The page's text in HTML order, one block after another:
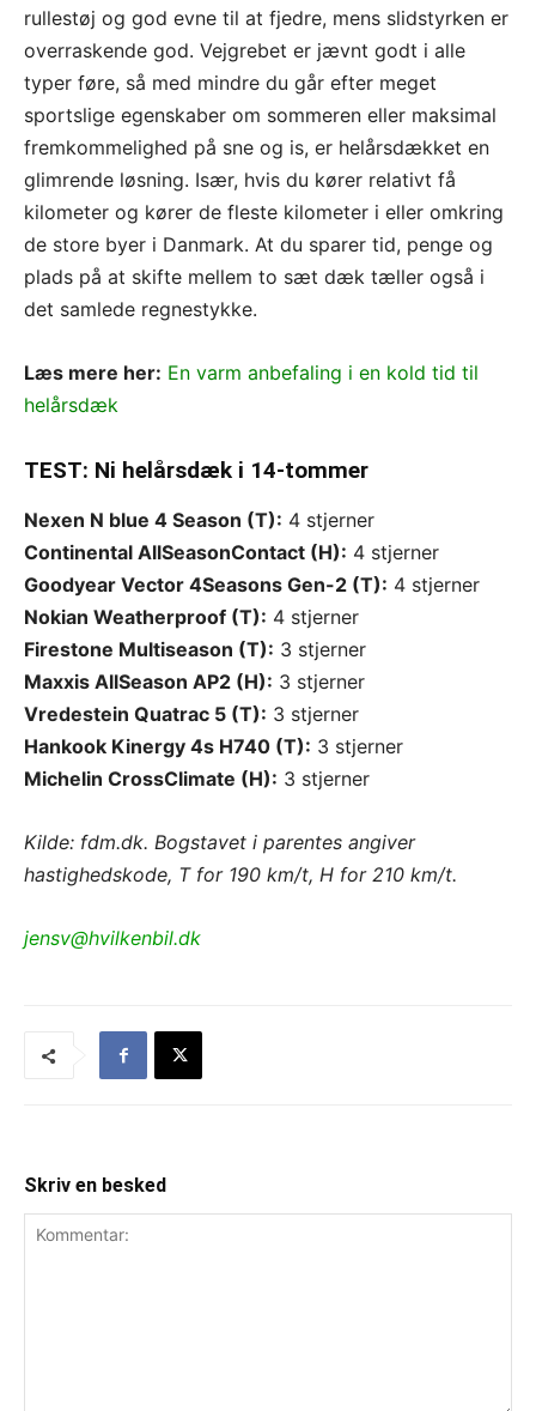
rullestøj og god evne til at fjedre, mens slidstyrken er
overraskende god. Vejgrebet er jævnt godt i alle
typer føre, så med mindre du går efter meget
sportslige egenskaber om sommeren eller maksimal
fremkommelighed på sne og is, er helårsdækket en
glimrende løsning. Især, hvis du kører relativt få
kilometer og kører de fleste kilometer i eller omkring
de store byer i Danmark. At du sparer tid, penge og
plads på at skifte mellem to sæt dæk tæller også i
det samlede regnestykke.
Læs mere her: En varm anbefaling i en kold tid til
helårsdæk
TEST: Ni helårsdæk i 14-tommer
Nexen N blue 4 Season (T): 4 stjerner
Continental AllSeasonContact (H): 4 stjerner
Goodyear Vector 4Seasons Gen-2 (T): 4 stjerner
Nokian Weatherproof (T): 4 stjerner
Firestone Multiseason (T): 3 stjerner
Maxxis AllSeason AP2 (H): 3 stjerner
Vredestein Quatrac 5 (T): 3 stjerner
Hankook Kinergy 4s H740 (T): 3 stjerner
Michelin CrossClimate (H): 3 stjerner
Kilde: fdm.dk. Bogstavet i parentes angiver
hastighedskode, T for 190 km/t, H for 210 km/t.
jensv@hvilkenbil.dk
Skriv en besked